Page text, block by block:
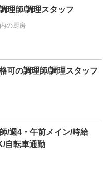
理師/調理スタッフ
の厨房
可の調理師/調理スタッフ
/週4・午前メイン/時給
自転車通勤